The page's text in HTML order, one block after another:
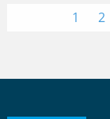
1 2